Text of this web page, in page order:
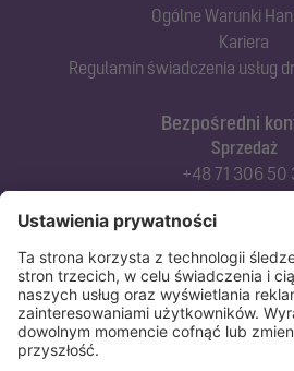
Bezpośredni
Sprzedaż
+48 71 306 50
Doradztwo
Serwis
+48 71 306 50
Ogólne Warunki
Kariera
Regulamin świadczenia usług